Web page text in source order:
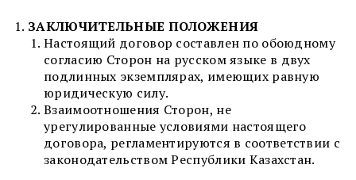
ЗАКЛЮЧИТЕЛЬНЫЕ ПОЛОЖЕНИЯ
Настоящий договор составлен по обоюдному
согласию Сторон на русском языке в двух
подлинных экземплярах, имеющих равную
юридическую силу.
Взаимоотношения Сторон, не
урегулированные условиями настоящего
договора, регламентируются в соответствии с
законодательством Республики Казахстан.